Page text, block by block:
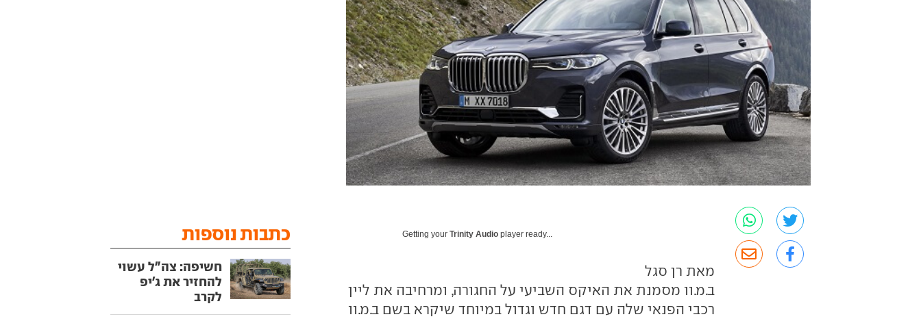
Getting yourTrinity Audio player ready...
מאת רן סגל
ב.מ.וו מסמנת את האיקס השביעי על החגורה, ומרחיבה את ליין
רכבי הפנאי שלה עם דגם חדש וגדול במיוחד שיקרא בשם ב.מ.וו
כתבות נוספות
חשיפה: צה"ל עשוי
להחזיר את ג'יפ
לקרב